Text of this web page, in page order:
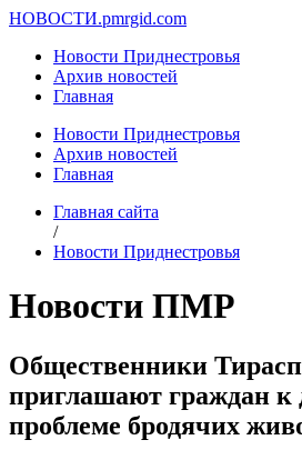
НОВОСТИ.pmrgid.com
Новости Приднестровья
Архив новостей
Главная
Новости Приднестровья
Архив новостей
Главная
Главная сайта
/
Новости Приднестровья
Новости ПМР
Общественники
приглашают граждан к
проблеме бродячих